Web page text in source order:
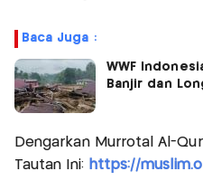
Baca Juga :
WWF
Banjir dan
Dengarkan Murrotal Al-
Tautan Ini: https://